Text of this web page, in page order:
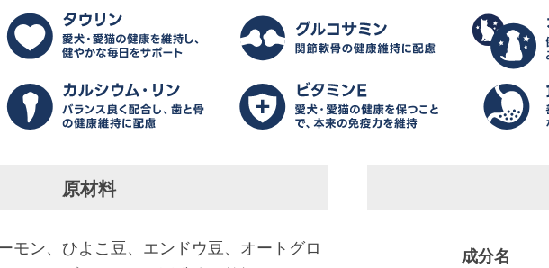
原材料
モン、ひよこ豆、エンドウ豆、オートグロ
成分名